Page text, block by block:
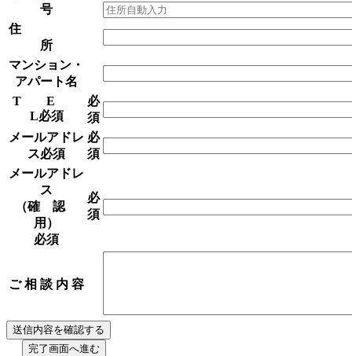
号
住
所
マンション・
アパート名
T E
L必須
必
須
メールアドレ
ス必須
必
須
メールアドレ
ス
（確 認
用）
必須
必
須
ご 相 談 内 容